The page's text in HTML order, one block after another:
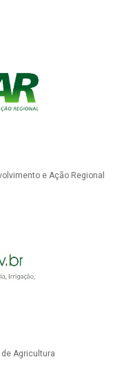
e Ação Regional
de Agricultura